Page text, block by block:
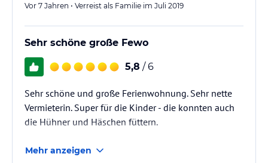
Vor 7 Jahren • Verreist als Familie im Juli 2019
Sehr schöne große Fewo
5,8 / 6
Sehr schöne und große Ferienwohnung. Sehr nette
Vermieterin. Super für die Kinder - die konnten auch
die Hühner und Häschen füttern.
Mehr anzeigen